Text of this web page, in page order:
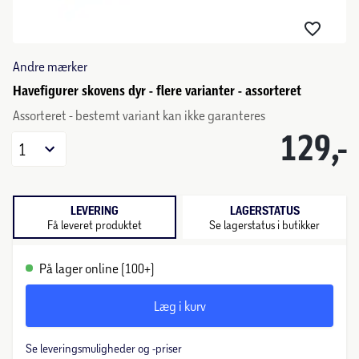
Andre mærker
Havefigurer skovens dyr - flere varianter - assorteret
Assorteret - bestemt variant kan ikke garanteres
129,-
1
LEVERING
Få leveret produktet
LAGERSTATUS
Se lagerstatus i butikker
På lager online (100+)
Læg i kurv
Se leveringsmuligheder og -priser